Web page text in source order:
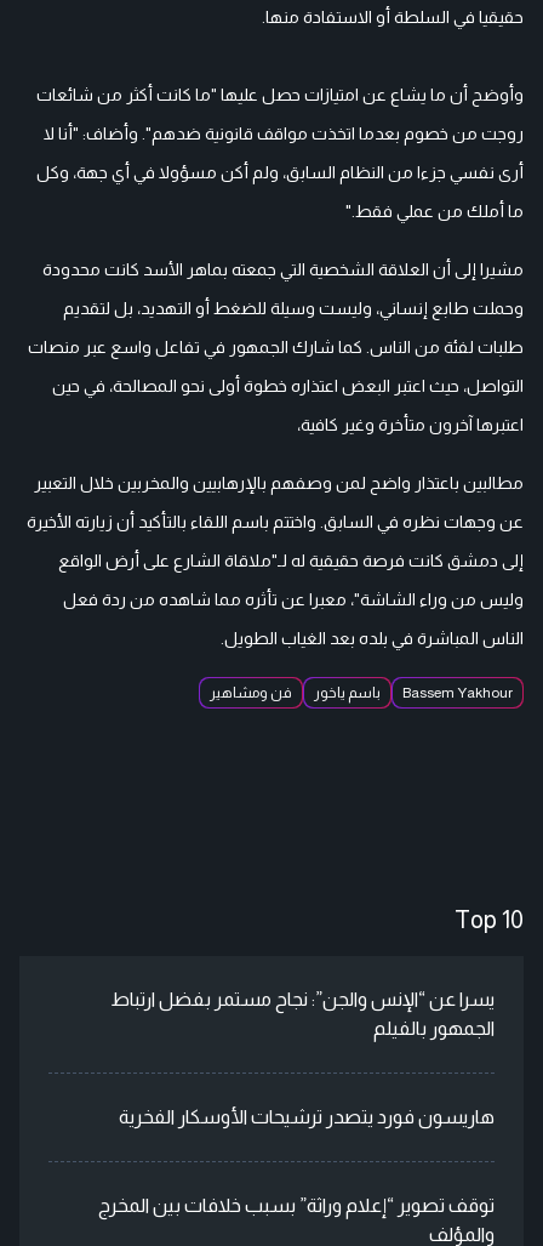
حقيقيا في السلطة أو الاستفادة منها.
وأوضح أن ما يشاع عن امتيازات حصل عليها "ما كانت أكثر من شائعات
روجت من خصوم بعدما اتخذت مواقف قانونية ضدهم". وأضاف: "أنا لا
أرى نفسي جزءا من النظام السابق، ولم أكن مسؤولا في أي جهة، وكل
ما أملك من عملي فقط."
مشيرا إلى أن العلاقة الشخصية التي جمعته بماهر الأسد كانت محدودة
وحملت طابع إنساني، وليست وسيلة للضغط أو التهديد، بل لتقديم
طلبات لفئة من الناس. كما شارك الجمهور في تفاعل واسع عبر منصات
التواصل، حيث اعتبر البعض اعتذاره خطوة أولى نحو المصالحة، في حين
اعتبرها آخرون متأخرة وغير كافية،
مطالبين باعتذار واضح لمن وصفهم بالإرهابيين والمخربين خلال التعبير
عن وجهات نظره في السابق. واختتم باسم اللقاء بالتأكيد أن زيارته الأخيرة
إلى دمشق كانت فرصة حقيقية له لـ"ملاقاة الشارع على أرض الواقع
وليس من وراء الشاشة"، معبرا عن تأثره مما شاهده من ردة فعل
الناس المباشرة في بلده بعد الغياب الطويل.
Bassem Yakhour باسم ياخور فن ومشاهير
Top 10
يسرا عن “الإنس والجن”: نجاح مستمر بفضل ارتباط
الجمهور بالفيلم
هاريسون فورد يتصدر ترشيحات الأوسكار الفخرية
توقف تصوير “إعلام وراثة” بسبب خلافات بين المخرج
والمؤلف